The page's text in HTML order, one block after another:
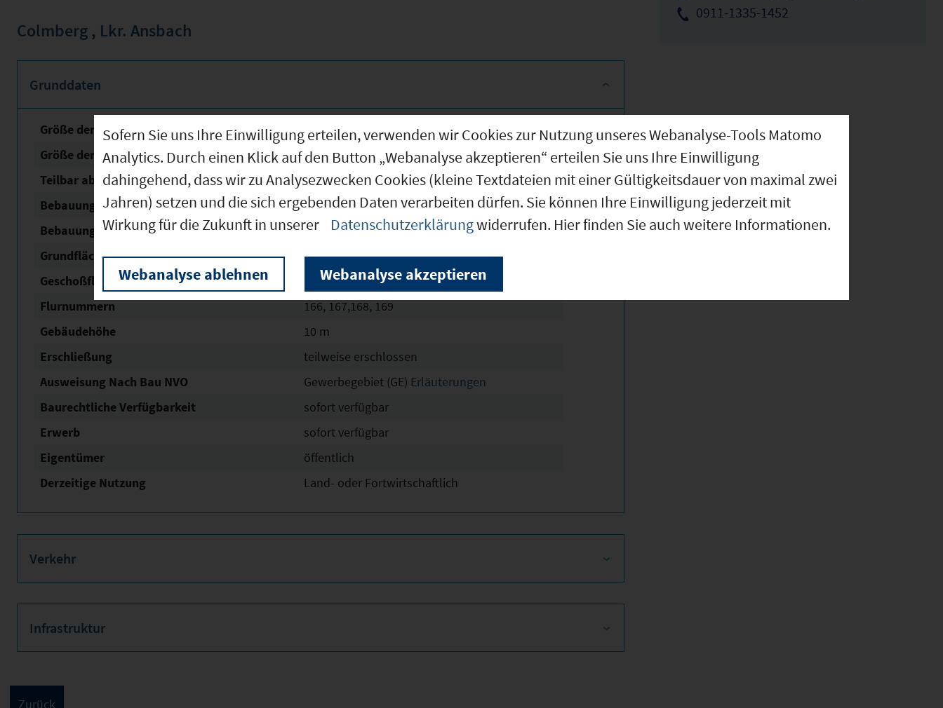
Colmberg , Lkr. Ansbach
Grunddaten
Größe der unbebauten Fläche
20.082 m²
Größe der Fläche mit Baurecht
20.082 m²
Teilbar ab
2.000 m²
Bebauungsplan Nr. / Name
Gartenfeld / Nr. 13
Bebauungsplan Status
rechtskräftig
Grundflächen­zahl (GRZ)
0,8
Geschoßflächen­zahl (GFZ)
Flurnummern
166, 167,168, 169
Gebäudehöhe
10 m
Erschließung
teilweise erschlossen
Ausweisung Nach Bau NVO
Gewerbegebiet (GE) Erläuterungen
Baurechtliche Verfügbarkeit
sofort verfügbar
Erwerb
sofort verfügbar
Eigentümer
öffentlich
Derzeitige Nutzung
Land- oder Fortwirtschaftlich
Verkehr
Infrastruktur
0911-1335-1452
Sofern Sie uns Ihre Einwilligung erteilen, verwenden wir Cookies zur Nutzung unseres Webanalyse-Tools Matomo
Analytics. Durch einen Klick auf den Button „Webanalyse akzeptieren“ erteilen Sie uns Ihre Einwilligung
dahingehend, dass wir zu Analysezwecken Cookies (kleine Textdateien mit einer Gültigkeitsdauer von maximal zwei
Jahren) setzen und die sich ergebenden Daten verarbeiten dürfen. Sie können Ihre Einwilligung jederzeit mit
Wirkung für die Zukunft in unserer
Datenschutzerklärungwiderrufen. Hier finden Sie auch weitere Informationen.
Webanalyse ablehnen Webanalyse akzeptieren